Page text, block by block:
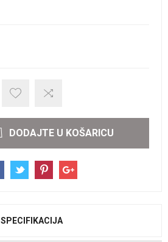
DODAJTE U KOŠARICU
SPECIFIKACIJA